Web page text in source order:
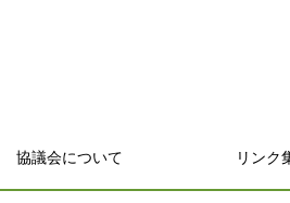
協議会について リンク